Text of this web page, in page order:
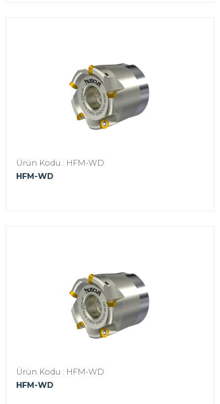
Ürün Kodu : HFM-WD
HFM-WD
Ürün Kodu : HFM-WD
HFM-WD